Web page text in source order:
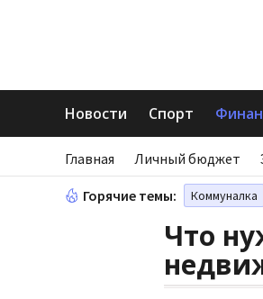
Новости Спорт
Главная Личный бюджет
Горячие темы: Коммуналка
Что